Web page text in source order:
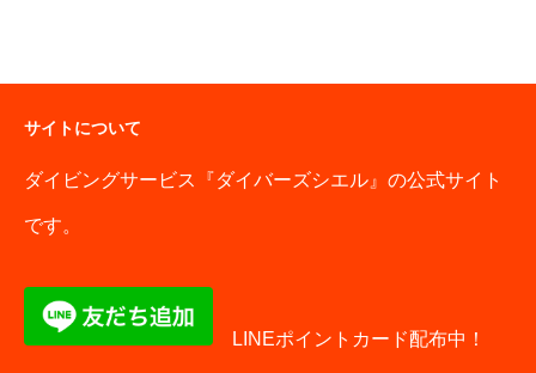
サイトについて
ダイビングサービス『ダイバーズシエル』の公式サイト
です。
LINEポイントカード配布中！